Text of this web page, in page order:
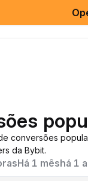
conversões
da Bybit.
Há 1 mêshá 1